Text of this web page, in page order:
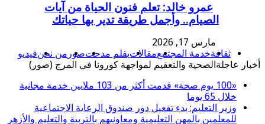
عمرو خالد: تعلم فنون الحياة من آيات
الصيام.. وأجمل طريقة تدير بها حياتك
مارس 17, 2026
ثقافةخدمة المجتمعمقالاتبقلم مدحتصور من نحنفيديو
أخبار عاجلة
«100 يوم صحة» قدمت أكثر من 103 ملايين خدمة مجانية
خلال 65 يوما
وزير التعليم: بدء تفعيل دور صندوق الرعاية الاجتماعية
للمعلمين بالمهن التعليمية ومعاونيهم بالتربية والتعليم والأزهر
الصحية والتعقيم لمواجهة كورونا في المرج (صور)